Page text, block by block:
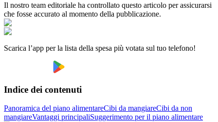
Il nostro team editoriale ha controllato questo articolo per assicurarsi
che fosse accurato al momento della pubblicazione.
Scarica l’app per la lista della spesa più votata sul tuo telefono!
Indice dei contenuti
Panoramica del piano alimentareCibi da mangiareCibi da non
mangiareVantaggi principaliSuggerimento per il piano alimentare